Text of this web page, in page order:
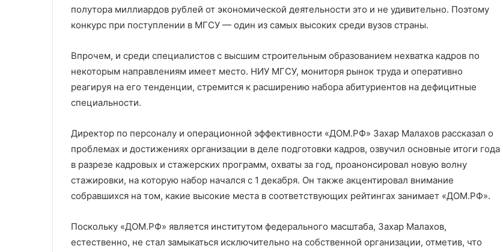
полутора миллиардов рублей от экономической деятельности это и не удивительно. Поэтому
конкурс при поступлении в МГСУ — один из самых высоких среди вузов страны.
Впрочем, и среди специалистов с высшим строительным образованием нехватка кадров по
некоторым направлениям имеет место. НИУ МГСУ, мониторя рынок труда и оперативно
реагируя на его тенденции, стремится к расширению набора абитуриентов на дефицитные
специальности.
Директор по персоналу и операционной эффективности «ДОМ.РФ» Захар Малахов рассказал о
проблемах и достижениях организации в деле подготовки кадров, озвучил основные итоги года
в разрезе кадровых и стажерских программ, охваты за год, проанонсировал новую волну
стажировки, на которую набор начался с 1 декабря. Он также акцентировал внимание
собравшихся на том, какие высокие места в соответствующих рейтингах занимает «ДОМ.РФ».
Поскольку «ДОМ.РФ» является институтом федерального масштаба, Захар Малахов,
естественно, не стал замыкаться исключительно на собственной организации, отметив, что